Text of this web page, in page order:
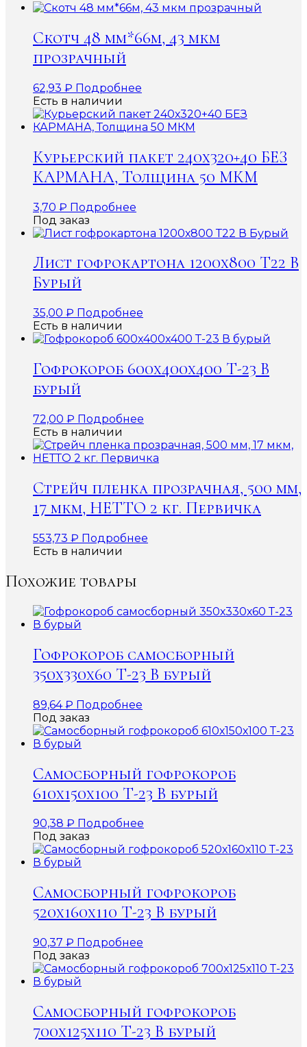
Скотч 48 мм*66м, 43 мкм
прозрачный
62,93 ₽ Подробнее
Есть в наличии
Курьерский пакет 240х320+40 БЕЗ
КАРМАНА, Толщина 50 МКМ
3,70 ₽ Подробнее
Под заказ
Лист гофрокартона 1200х800 Т22 В
Бурый
35,00 ₽ Подробнее
Есть в наличии
Гофрокороб 600x400x400 Т-23 В
бурый
72,00 ₽ Подробнее
Есть в наличии
Стрейч пленка прозрачная, 500 мм,
17 мкм, НЕТТО 2 кг. Первичка
553,73 ₽ Подробнее
Есть в наличии
Похожие товары
Гофрокороб самосборный
350х330х60 Т-23 В бурый
89,64₽ Подробнее
Под заказ
Самосборный гофрокороб
610х150х100 Т-23 В бурый
90,38 ₽ Подробнее
Под заказ
Самосборный гофрокороб
520х160х110 Т-23 В бурый
90,37 ₽ Подробнее
Под заказ
Самосборный гофрокороб
700х125х110 Т-23 В бурый